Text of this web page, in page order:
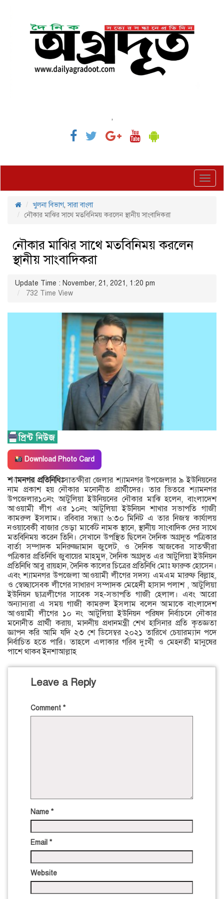
,
খুলনা বিভাগ,সারা বাংলা
নৌকার মাঝির সাথে মতবিনিময় করলেন স্থানীয় সাংবাদিকরা
নৌকার মাঝির সাথে মতবিনিময় করলেন
স্থানীয় সাংবাদিকরা
Update Time : November, 21, 2021, 1:20 pm
732 Time View
Download Photo Card
শ্যামনগর প্রতিনিধিঃসাতক্ষীরা জেলার শ্যামনগর উপজেলার ৯ ইউনিয়নের
নাম প্রকাশ হয় নৌকার মনোনীত প্রার্থীদের। তার ভিতরে শ্যামনগর
উপজেলার১০নং আটুলিয়া ইউনিয়নের নৌকার মাঝি হলেন, বাংলাদেশ
আওয়ামী লীগ এর ১০নং আটুলিয়া ইউনিয়ন শাখার সভাপতি গাজী
কামরুল ইসলাম। রবিবার সন্ধ্যা ৬:৩০ মিনিট এ তার নিজস্ব কার্যালয়
নওয়াবেকী বাজার ভেড়া মার্কেট নামক স্থানে, স্থানীয় সাংবাদিক দের সাথে
মতবিনিময় করেন তিনি। সেখানে উপস্থিত ছিলেন দৈনিক অগ্রদূত পত্রিকার
বার্তা সম্পাদক মনিরুজ্জামান জুলেট, ও দৈনিক আজকের সাতক্ষীরা
পত্রিকার প্রতিনিধি জুবায়ের মাহমুদ, দৈনিক অগ্রদূত এর আটুলিয়া ইউনিয়ন
প্রতিনিধি আবু রায়হান, দৈনিক কালের চিত্রের প্রতিনিধি মোঃ ফারুক হোসেন।
এবং শ্যামনগর উপজেলা আওয়ামী লীগের সদস্য এমএম মারুফ বিল্লাহ,
ও স্বেচ্ছাসেবক লীগের সাধারণ সম্পাদক মেহেদী হাসান পলাশ , আটুলিয়া
ইউনিয়ন ছাত্রলীগের সাবেক সহ-সভাপতি গাজী হেলাল। এবং আরো
অন্যান্যরা এ সময় গাজী কামরুল ইসলাম বলেন আমাকে বাংলাদেশ
আওয়ামী লীগের ১০ নং আটুলিয়া ইউনিয়ন পরিষদ নির্বাচনে নৌকার
মনোনীত প্রার্থী করায়, মাননীয় প্রধানমন্ত্রী শেখ হাসিনার প্রতি কৃতজ্ঞতা
জ্ঞাপন করি আমি যদি ২৩ শে ডিসেম্বর ২০২১ তারিখে চেয়ারম্যান পদে
নির্বাচিত হতে পারি। তাহলে এলাকার গরিব দুঃখী ও মেহনতী মানুষের
পাশে থাকব ইনশাআল্লাহ
Leave a Reply
Comment *
Name *
Email *
Website